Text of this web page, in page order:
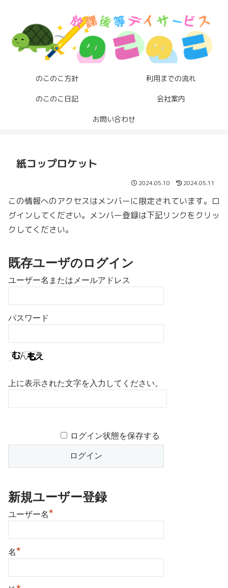
のこのこ方針 利用までの流れ
のこのこ日記 会社案内
お問い合わせ
紙コップロケット
2024.05.10 2024.05.11
この情報へのアクセスはメンバーに限定されています。ロ
グインしてください。メンバー登録は下記リンクをクリッ
クしてください。
既存ユーザのログイン
ユーザー名またはメールアドレス
パスワード
上に表示された文字を入力してください。
ログイン状態を保存する
新規ユーザー登録
ユーザー名*
名*